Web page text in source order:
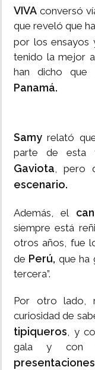
VIVA conversó
que reveló que
por los ensayos
tenido la mejor
han dicho que
Panamá.
Samy relató
parte de esta
Gaviota, pero
escenario.
Además, el
siempre está
otros años, fue
de Perú, que ha
tercera”.
Por otro lado,
curiosidad de
tipiqueros, y
gala y con